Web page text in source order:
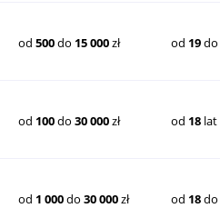
od500do 15 000zł od 19do
od 100do30 000zł od 18lat
od 1 000do30 000zł od 18do